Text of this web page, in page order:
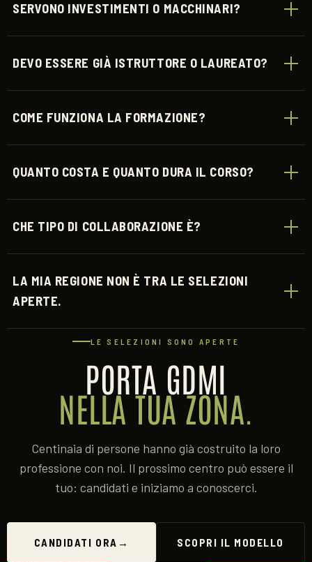
SERVONO INVESTIMENTI O MACCHINARI?
DEVO ESSERE GIÀ ISTRUTTORE O LAUREATO?
COME FUNZIONA LA FORMAZIONE?
QUANTO COSTA E QUANTO DURA IL CORSO?
CHE TIPO DI COLLABORAZIONE È?
LA MIA REGIONE NON È TRA LE SELEZIONI
APERTE.
LE SELEZIONI SONO APERTE
PORTA GDMI
NELLA TUA ZONA.
Centinaia di persone hanno già costruito la loro
professione con noi. Il prossimo centro può essere il
tuo: candidati e iniziamo a conoscerci.
CANDIDATI ORA → SCOPRI IL MODELLO